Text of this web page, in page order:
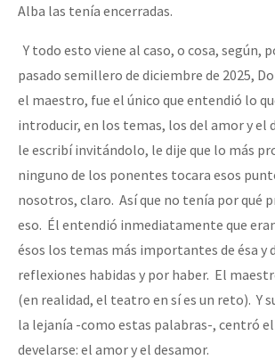
Alba las tenía encerradas.
Y todo esto viene al caso, o cosa, según,
pasado semillero de diciembre de 2025,
el maestro, fue el único que entendió lo
introducir, en los temas, los del amor y el
le escribí invitándolo, le dije que lo más
ninguno de los ponentes tocara esos
nosotros, claro. Así que no tenía por qué
eso. Él entendió inmediatamente que
ésos los temas más importantes de ésa y
reflexiones habidas y por haber. El
(en realidad, el teatro en sí es un reto). Y
la lejanía -como estas palabras-, centró
develarse: el amor y el desamor.